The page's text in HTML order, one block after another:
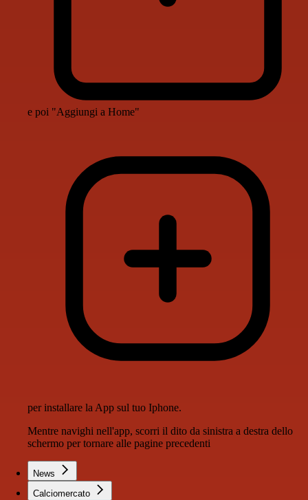
e poi "Aggiungi a Home"
per installare la App sul tuo Iphone.
Mentre navighi nell'app, scorri il dito da sinistra a destra dello
schermo per tornare alle pagine precedenti
News
Calciomercato